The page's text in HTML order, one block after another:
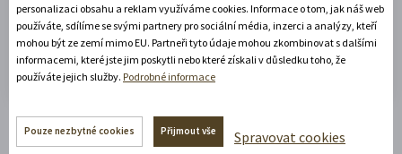
Zobrazit celou otevírací dobu
Zjistěte více
Zobrazit celý městský kalendář
personalizaci obsahu a reklam využíváme cookies. Informace o tom, jak náš web
používáte, sdílíme se svými partnery pro sociální média, inzerci a analýzy, kteří
mohou být ze zemí mimo EU. Partneři tyto údaje mohou zkombinovat s dalšími
informacemi, které jste jim poskytli nebo které získali v důsledku toho, že
používáte jejich služby. Podrobné informace
Pouze nezbytné cookies Přijmout vše Spravovat cookies